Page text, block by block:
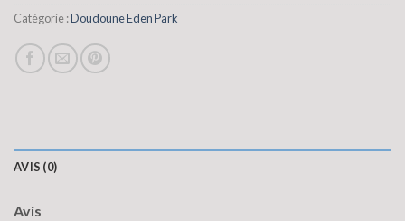
Catégorie :Doudoune Eden Park
AVIS (0)
Avis